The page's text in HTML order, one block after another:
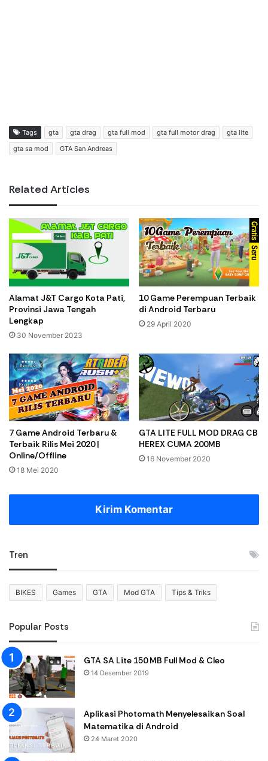
Tags gta gta drag gta full mod gta full motor drag
gta lite
gta sa mod
GTA San Andreas
Related Articles
Alamat J&T Cargo Kota Pati,
Provinsi Jawa Tengah
Lengkap
30 November 2023
10 Game Perempuan Terbaik
di Android Terbaru
29 April 2020
7 Game Android Terbaru &
Terbaik Rilis Mei 2020 |
Online/Offline
18 Mei 2020
GTA LITE FULL MOD DRAG CB
HEREX CUMA 200MB
16 November 2020
Kirim Komentar
Tren
BIKES Games GTA Mod GTA Tips & Triks
Popular Posts
GTA SA Lite 150 MB Full Mod & Cleo
14 Desember 2019
Aplikasi Photomath Menyelesaikan Soal
Matematika di Android
24 Maret 2020